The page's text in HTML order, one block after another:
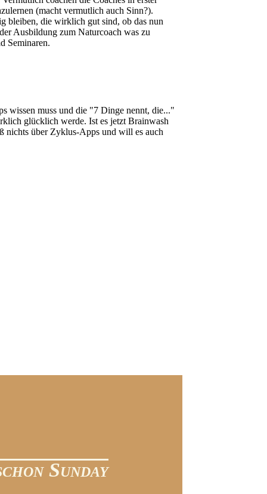
(macht vermutlich auch Sinn?).
bleiben, die wirklich gut sind, ob das nun
Ausbildung zum Naturcoach was zu
Seminaren.
wissen muss und die "7 Dinge nennt, die..."
glücklich werde. Ist es jetzt Brainwash
nichts über Zyklus-Apps und will es auch
Sunday